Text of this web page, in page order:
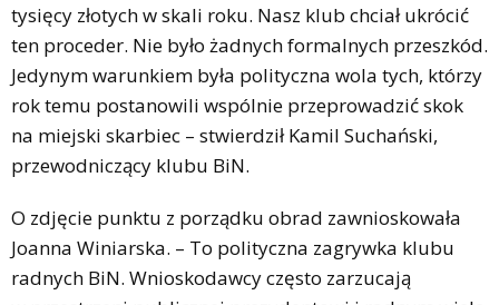
tysięcy złotych w skali roku. Nasz klub chciał ukrócić
ten proceder. Nie było żadnych formalnych przeszkód.
Jedynym warunkiem była polityczna wola tych, którzy
rok temu postanowili wspólnie przeprowadzić skok
na miejski skarbiec – stwierdził Kamil Suchański,
przewodniczący klubu BiN.
O zdjęcie punktu z porządku obrad zawnioskowała
Joanna Winiarska. – To polityczna zagrywka klubu
radnych BiN. Wnioskodawcy często zarzucają